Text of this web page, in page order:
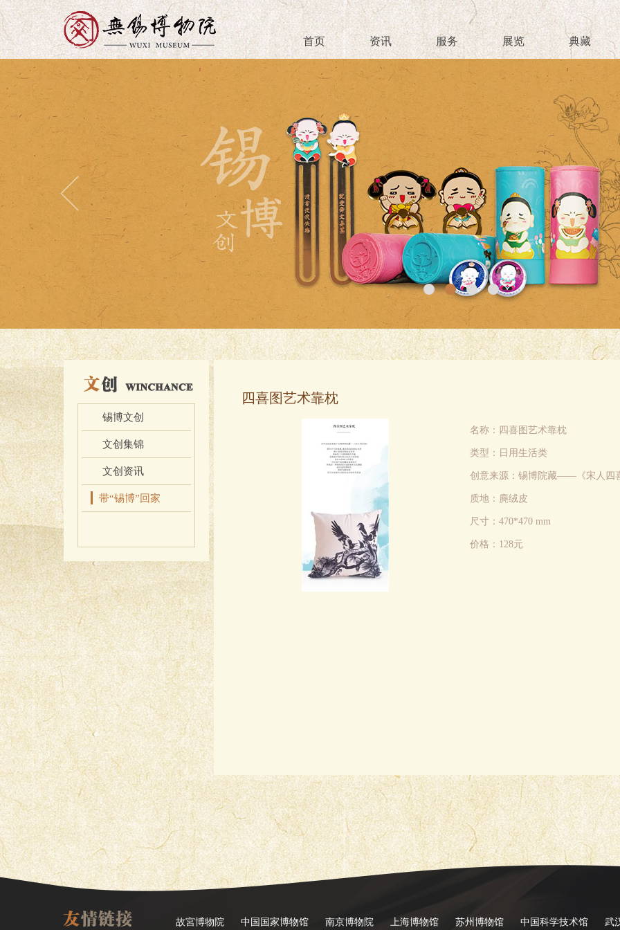
首页 资讯 服务 展览 典藏
锡博文创
文创集锦
文创资讯
带“锡博”回家
四喜图艺术靠枕
名称：四喜图艺术靠枕
类型：日用生活类
创意来源：锡博院藏——《宋人四
质地：麂绒皮
尺寸：470*470 mm
价格：128元
故宮博物院 中国国家博物馆 南京博物院 上海博物馆 苏州博物馆 中国科学技术馆 武